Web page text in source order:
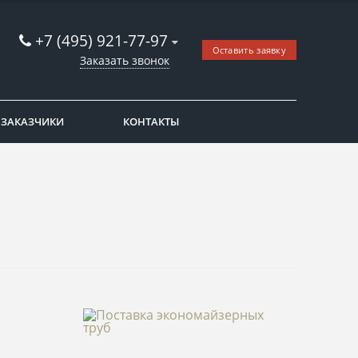
+7 (495) 921-77-97
Заказать звонок
Оставить заявку
КОНТАКТЫ